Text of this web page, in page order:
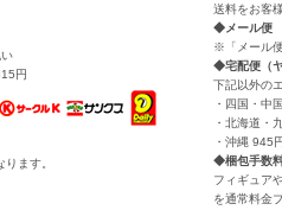
円
ます。
送料をお客
◆メール便
※「メール
◆宅配便（ヤ
下記以外の
・四国・中
・北海道・
・沖縄 945
◆梱包手数
フィギュア
を通常料金